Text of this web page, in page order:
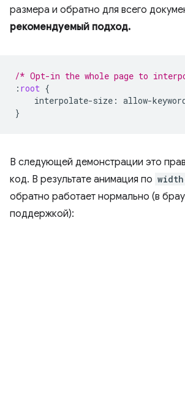
размера и обратно для всего
рекомендуемый подход.
/* Opt-in the whole page to
: root {
interpolate-size : allow-
}
В следующей демонстрации это
код. В результате анимация по
обратно работает нормально (в
поддержкой):